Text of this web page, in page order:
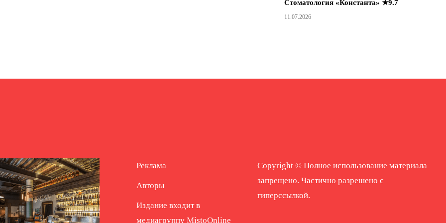
Стоматология «Константа» ★9.7
11.07.2026
Реклама
Авторы
Издание входит в
медиагруппу MistoOnline
Copyright © Полное использование материала
запрещено. Частично разрешено с
гиперссылкой.